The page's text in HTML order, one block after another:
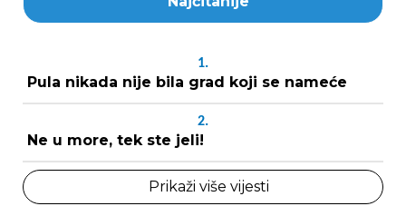
1.
Pula nikada nije bila grad koji se nameće
2.
Ne u more, tek ste jeli!
Prikaži više vijesti